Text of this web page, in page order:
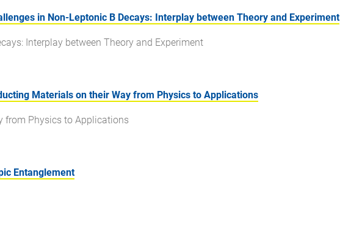
in Non-Leptonic B Decays: Interplay between Theory and Experiment
Interplay between Theory and Experiment
Materials on their Way from Physics to Applications
from Physics to Applications
Entanglement